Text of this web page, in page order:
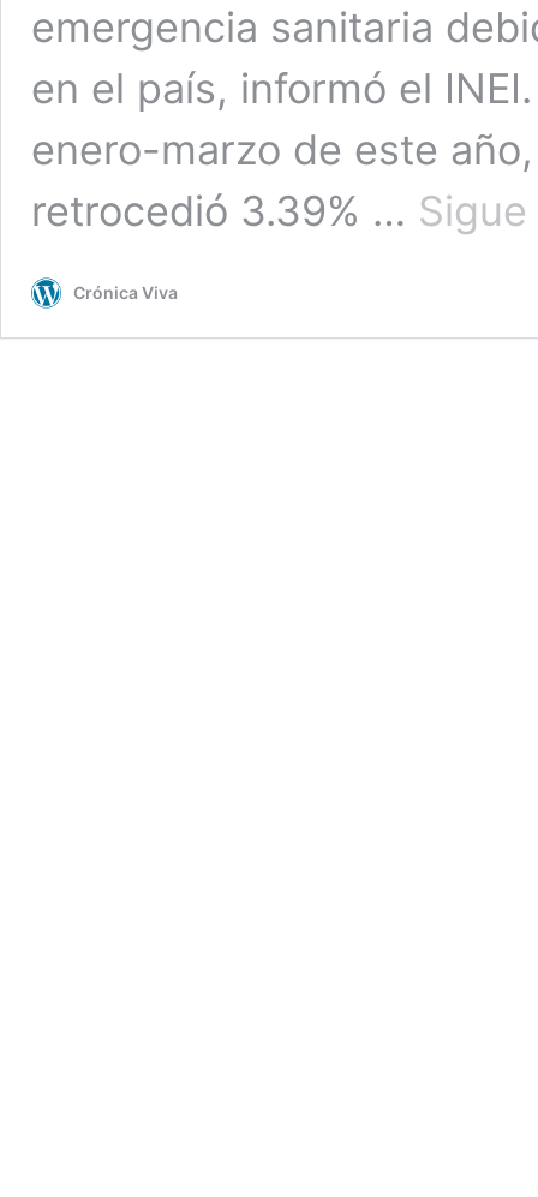
emergencia sanitaria
en el país, informó el
enero-marzo de este
retrocedió 3.39% …
Crónica Viva